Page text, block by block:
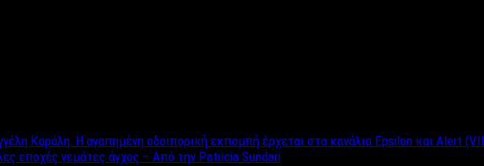
Καράλη: H αγαπημένη οδοιπορική εκπομπή έρχεται στα κανάλια Epsilon και Alert
εποχές γεμάτες άγχος – Από την Patricia Sundari